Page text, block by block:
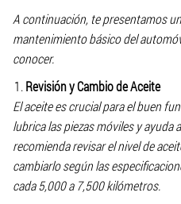
A continuación, te presentamos
mantenimiento básico del
conocer.
Revisión y Cambio de Aceite
El aceite es crucial para el buen
lubrica las piezas móviles y ayuda
recomienda revisar el nivel de
cambiarlo según las
cada 5,000 a 7,500 kilómetros.